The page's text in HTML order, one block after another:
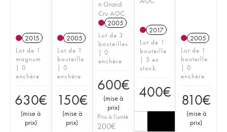
2015
Lot de 1
magnum
| 0
enchère
630€
(mise à
prix)
2005
Lot de 1
bouteille
| 0
enchère
150€
(mise à
prix)
n Grand
Cru AOC
2005
Lot de 3
bouteilles
| 0
enchère
600€
(mise à
prix)
Prix à l'unité
200€
2017
Lot de 1
bouteille
| 5 en
stock
400€
2005
Lot de 1
bouteille
| 0
enchère
810€
(mise à
prix)